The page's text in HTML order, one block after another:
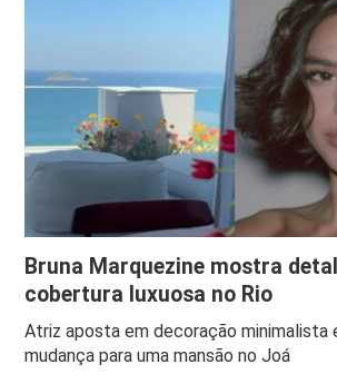
Bruna Marquezine mostra
cobertura luxuosa no Rio
Atriz aposta em decoração minimalista
mudança para uma mansão no Joá